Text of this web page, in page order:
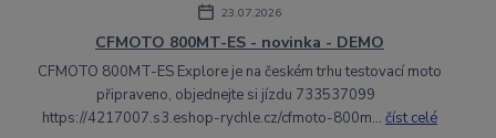
23.07.2026
CFMOTO 800MT-ES - novinka - DEMO
CFMOTO 800MT-ES Explore je na českém trhu testovací moto
připraveno, objednejte si jízdu 733537099
https://4217007.s3.eshop-rychle.cz/cfmoto-800m... číst celé